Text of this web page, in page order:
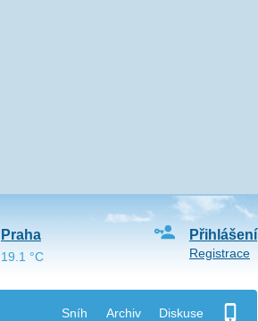
Sníh Archiv Diskuse
Přihlášení
Registrace
Praha
19.1 °C